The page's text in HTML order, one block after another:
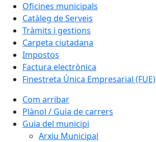
Oficines municipals
Catàleg de Serveis
Tràmits i gestions
Carpeta ciutadana
Impostos
Factura electrònica
Finestreta Única Empresarial (FUE)
Com arribar
Plànol / Guia de carrers
Guia del municipi
Arxiu Municipal